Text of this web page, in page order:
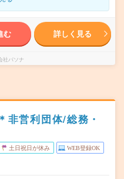
む 詳しく見る
社パソナ
非営利団体/総務・
土日祝日が休み WEB登録OK